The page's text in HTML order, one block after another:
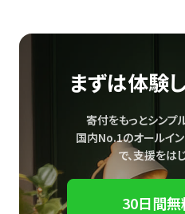
まずは体験
寄付をもっとシンプ
国内No.1のオールイ
で、支援をはじ
30日間無